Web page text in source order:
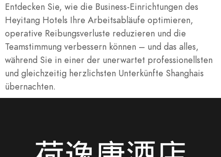
Entdecken Sie, wie die Business-Einrichtungen des
Heyitang Hotels Ihre Arbeitsabläufe optimieren,
operative Reibungsverluste reduzieren und die
Teamstimmung verbessern können – und das alles,
während Sie in einer der unerwartet professionellsten
und gleichzeitig herzlichsten Unterkünfte Shanghais
übernachten.